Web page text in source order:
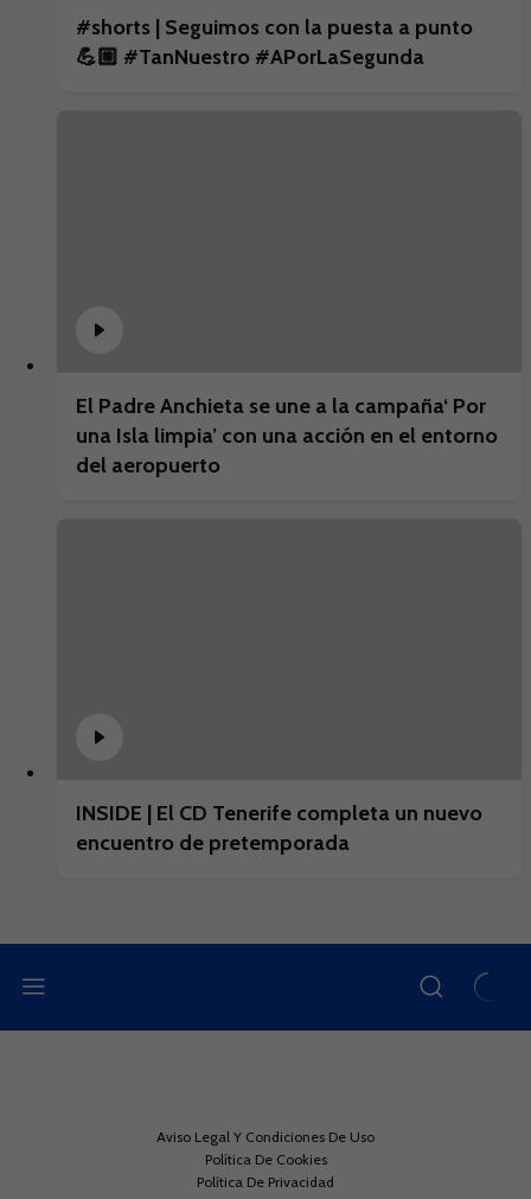
#shorts | Seguimos con la puesta a punto
💪🏼 #TanNuestro #APorLaSegunda
El Padre Anchieta se une a la campaña‘ Por
una Isla limpia’ con una acción en el entorno
del aeropuerto
INSIDE | El CD Tenerife completa un nuevo
encuentro de pretemporada
Aviso Legal Y Condiciones De Uso
Política De Cookies
Política De Privacidad